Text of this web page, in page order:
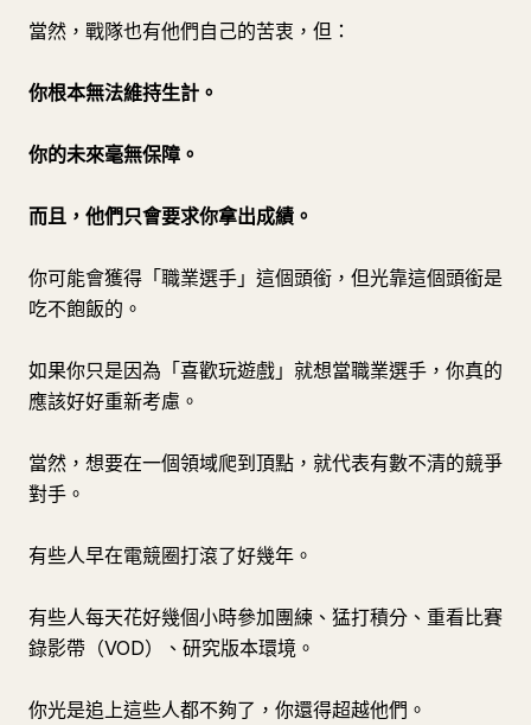
當然，戰隊也有他們自己的苦衷，但：
你根本無法維持生計。
你的未來毫無保障。
而且，他們只會要求你拿出成績。
你可能會獲得「職業選手」這個頭銜，但光靠這個頭銜是
吃不飽飯的。
如果你只是因為「喜歡玩遊戲」就想當職業選手，你真的
應該好好重新考慮。
當然，想要在一個領域爬到頂點，就代表有數不清的競爭
對手。
有些人早在電競圈打滾了好幾年。
有些人每天花好幾個小時參加團練、猛打積分、重看比賽
錄影帶（VOD）、研究版本環境。
你光是追上這些人都不夠了，你還得超越他們。